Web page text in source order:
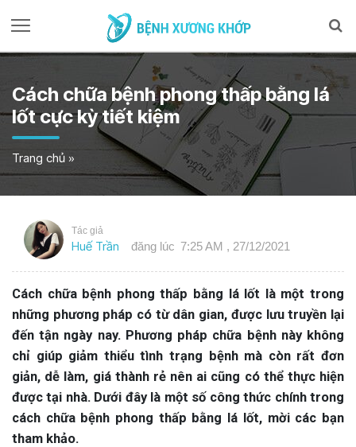
Cách chữa bệnh phong thấp bằng lá
lốt cực kỳ tiết kiệm
Trang chủ »
Tác giả
Huế Trần đăng lúc 7:25 AM , 27/12/2021
Cách chữa bệnh phong thấp bằng lá lốt là một trong
những phương pháp có từ dân gian, được lưu truyền lại
đến tận ngày nay. Phương pháp chữa bệnh này không
chỉ giúp giảm thiểu tình trạng bệnh mà còn rất đơn
giản, dễ làm, giá thành rẻ nên ai cũng có thể thực hiện
được tại nhà. Dưới đây là một số công thức chính trong
cách chữa bệnh phong thấp bằng lá lốt, mời các bạn
tham khảo.